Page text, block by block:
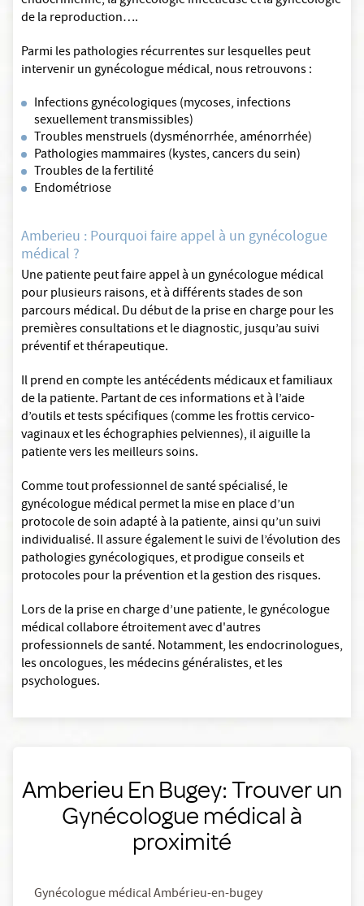
de la reproduction….
Parmi les pathologies récurrentes sur lesquelles peut
intervenir un gynécologue médical, nous retrouvons :
Infections gynécologiques (mycoses, infections
sexuellement transmissibles)
Troubles menstruels (dysménorrhée, aménorrhée)
Pathologies mammaires (kystes, cancers du sein)
Troubles de la fertilité
Endométriose
Amberieu : Pourquoi faire appel à un gynécologue
médical ?
Une patiente peut faire appel à un gynécologue médical
pour plusieurs raisons, et à différents stades de son
parcours médical. Du début de la prise en charge pour les
premières consultations et le diagnostic, jusqu’au suivi
préventif et thérapeutique.
Il prend en compte les antécédents médicaux et familiaux
de la patiente. Partant de ces informations et à l’aide
d’outils et tests spécifiques (comme les frottis cervico-
vaginaux et les échographies pelviennes), il aiguille la
patiente vers les meilleurs soins.
Comme tout professionnel de santé spécialisé, le
gynécologue médical permet la mise en place d’un
protocole de soin adapté à la patiente, ainsi qu’un suivi
individualisé. Il assure également le suivi de l’évolution des
pathologies gynécologiques, et prodigue conseils et
protocoles pour la prévention et la gestion des risques.
Lors de la prise en charge d’une patiente, le gynécologue
médical collabore étroitement avec d'autres
professionnels de santé. Notamment, les endocrinologues,
les oncologues, les médecins généralistes, et les
psychologues.
Amberieu En Bugey: Trouver un
Gynécologue médical à
proximité
Gynécologue médical Ambérieu-en-bugey